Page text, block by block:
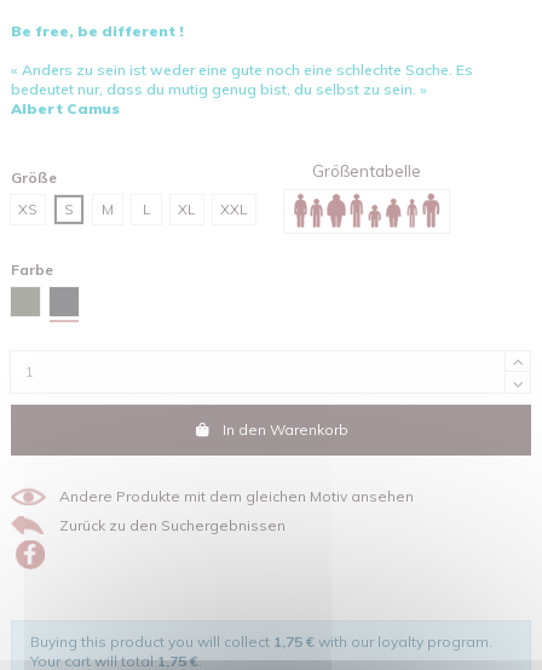
Be free, be different !
« Anders zu sein ist weder eine gute noch eine schlechte Sache. Es
bedeutet nur, dass du mutig genug bist, du selbst zu sein. »
Albert Camus
Größe
XS
S M L XL XXL
Größentabelle
Farbe
In den Warenkorb
Andere Produkte mit dem gleichen Motiv ansehen
Zurück zu den Suchergebnissen
Buying this product you will collect 1,75 € with our loyalty program.
Your cart will total1,75 €.